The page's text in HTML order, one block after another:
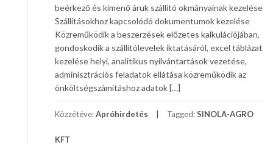
beérkező és kimenő áruk szállító okmányainak kezelése
Szállításokhoz kapcsolódó dokumentumok kezelése
Közreműködik a beszerzések előzetes kalkulációjában,
gondoskodik a szállítólevelek iktatásáról, excel táblázat
kezelése helyi, analitikus nyilvántartások vezetése,
adminisztrációs feladatok ellátása közreműködik az
önköltségszámításhoz adatok […]
Közzétéve:Apróhirdetés Tagged:SINOLA-AGRO
KFT